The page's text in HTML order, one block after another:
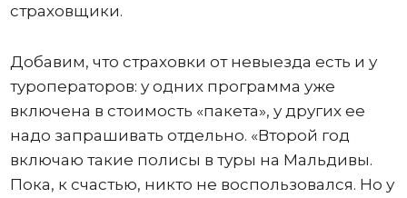
страховщики.
Добавим, что страховки от невыезда есть и у
туроператоров: у одних программа уже
включена в стоимость «пакета», у других ее
надо запрашивать отдельно. «Второй год
включаю такие полисы в туры на Мальдивы.
Пока, к счастью, никто не воспользовался. Но у